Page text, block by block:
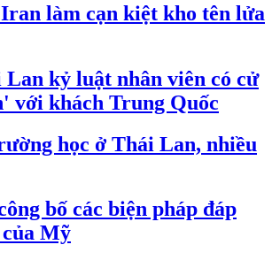
làm cạn kiệt kho tên lửa
Lan kỷ luật nhân viên có cử
với khách Trung Quốc
học ở Thái Lan, nhiều
bố các biện pháp đáp
Mỹ